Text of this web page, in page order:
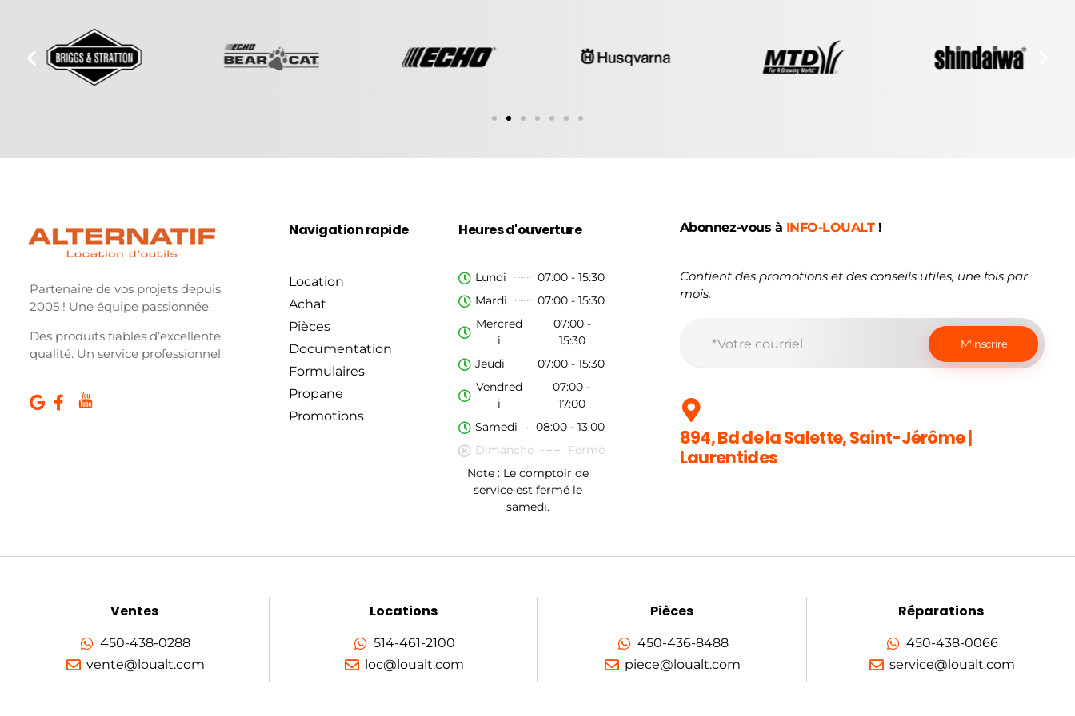
Partenaire de vos projets depuis
2005 ! Une équipe passionnée.
Des produits fiables d’excellente
qualité. Un service professionnel.
Navigation rapide
Location
Achat
Pièces
Documentation
Formulaires
Propane
Promotions
Heures d'ouverture
Lundi
07:00 - 15:30
Mardi
07:00 - 15:30
Mercred
i
07:00 -
15:30
Jeudi
07:00 - 15:30
Vendred
i
07:00 -
17:00
Samedi
08:00 - 13:00
Dimanche
Fermé
Note : Le comptoir de
service est fermé le
samedi.
Abonnez-vous à INFO-LOUALT !
Contient des promotions et des conseils utiles, une fois par
mois.
894, Bd de la Salette, Saint-Jérôme |
Laurentides
Ventes
450-438-0288
vente@loualt.com
Locations
514-461-2100
loc@loualt.com
Pièces
450-436-8488
piece@loualt.com
Réparations
450-438-0066
service@loualt.com